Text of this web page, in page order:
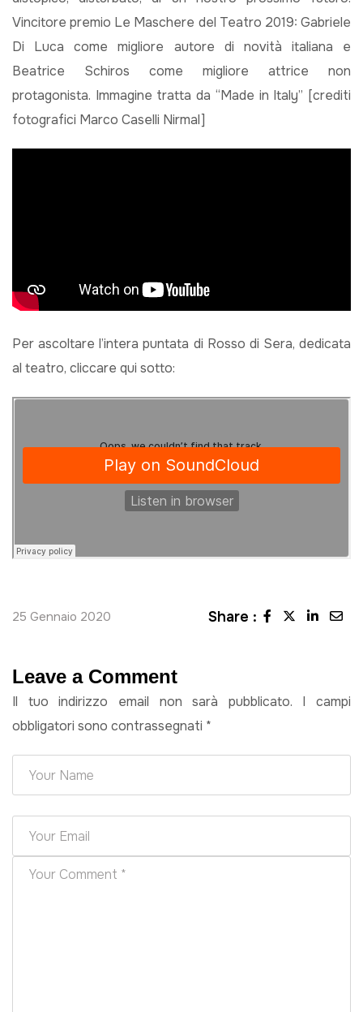
Vincitore premio Le Maschere del Teatro 2019: Gabriele
Di Luca come migliore autore di novità italiana e
Beatrice Schiros come migliore attrice non
protagonista. Immagine tratta da “Made in Italy” [crediti
fotografici Marco Caselli Nirmal]
Per ascoltare l’intera puntata di Rosso di Sera, dedicata
al teatro, cliccare qui sotto:
25 Gennaio 2020 Share :
Leave a Comment
Il tuo indirizzo email non sarà pubblicato.
I campi
obbligatori sono contrassegnati *